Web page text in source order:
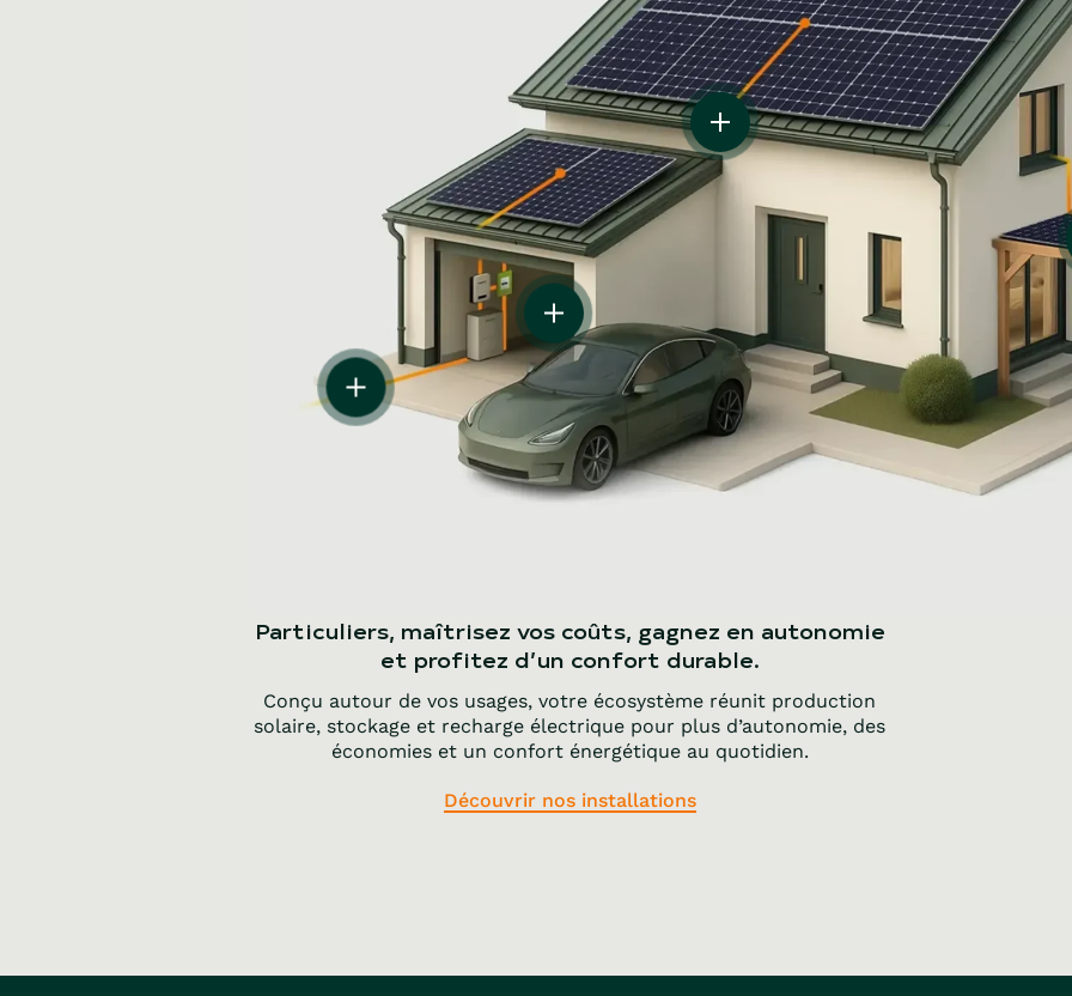
Particuliers, maîtrisez vos coûts, gagnez en autonomie
et profitez d’un confort durable.
Conçu autour de vos usages, votre écosystème réunit production
solaire, stockage et recharge électrique pour plus d’autonomie, des
économies et un confort énergétique au quotidien.
Découvrir nos installations